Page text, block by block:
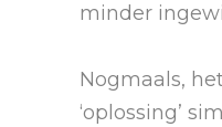
minder
Nogmaals,
‘oplossing’